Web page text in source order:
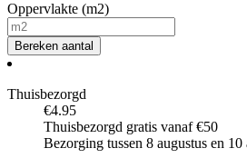
Oppervlakte (m2)
Bereken aantal
Thuisbezorgd
€4.95
Thuisbezorgd gratis vanaf €50
Bezorging tussen 8 augustus en 10